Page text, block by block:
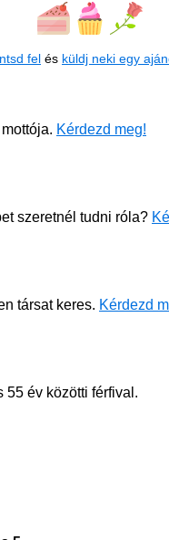
fel és küldj neki egy
Kérdezd meg!
szeretnél tudni róla?
társat keres. Kérdezd
55 év közötti férfival.